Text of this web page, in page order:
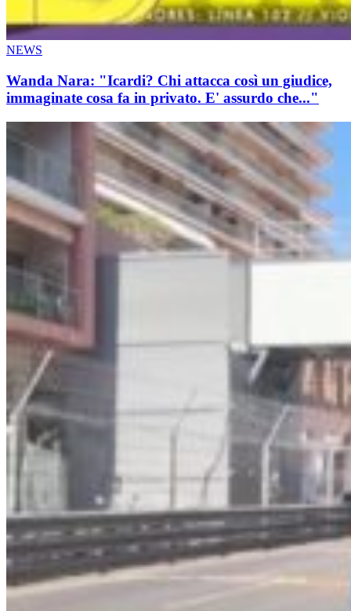
NEWS
Wanda Nara: "Icardi? Chi attacca così un giudice,
immaginate cosa fa in privato. E' assurdo che..."